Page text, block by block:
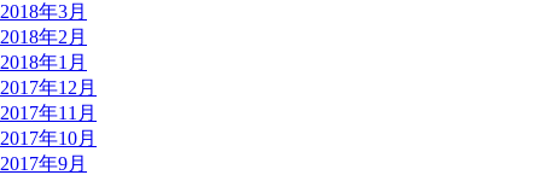
2018年3月
2018年2月
2018年1月
2017年12月
2017年11月
2017年10月
2017年9月